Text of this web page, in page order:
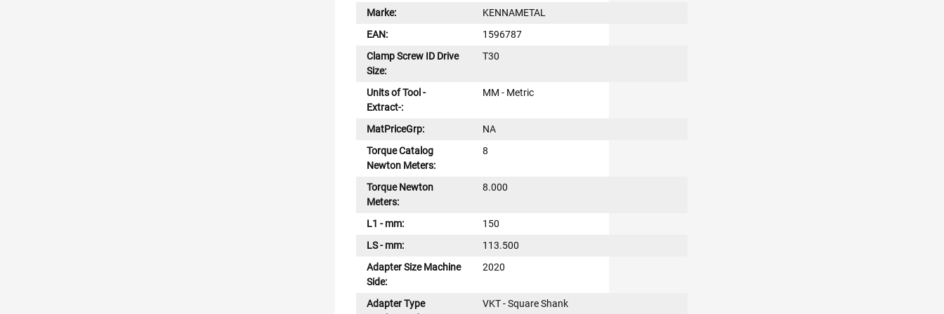
Marke:
KENNAMETAL
EAN:
1596787
Clamp Screw ID Drive
Size:
T30
Units of Tool -
Extract-:
MM - Metric
MatPriceGrp:
NA
Torque Catalog
Newton Meters:
8
Torque Newton
Meters:
8.000
L1 - mm:
150
LS - mm:
113.500
Adapter Size Machine
Side:
2020
Adapter Type
VKT - Square Shank